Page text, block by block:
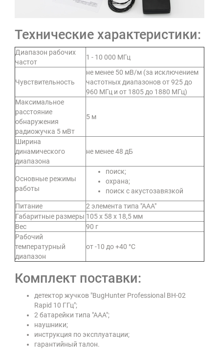
Технические характеристики:
Диапазон рабочих
частот
1 - 10 000 МГц
Чувствительность
не менее 50 мВ/м (за исключением
частотных диапазонов от 925 до
960 МГц и от 1805 до 1880 МГц)
Максимальное
расстояние
обнаружения
радиожучка 5 мВт
5 м
Ширина
динамического
диапазона
не менее 48 дБ
Основные режимы
работы
поиск;
охрана;
поиск с акустозавязкой
Питание
2 элемента типа "ААА"
Габаритные размеры 105 х 58 х 18,5 мм
Вес
90 г
Рабочий
температурный
диапазон
от -10 до +40 °С
Комплект поставки:
детектор жучков "BugHunter Professional BH-02
Rapid 10 ГГц";
2 батарейки типа "ААА";
наушники;
инструкция по эксплуатации;
гарантийный талон.